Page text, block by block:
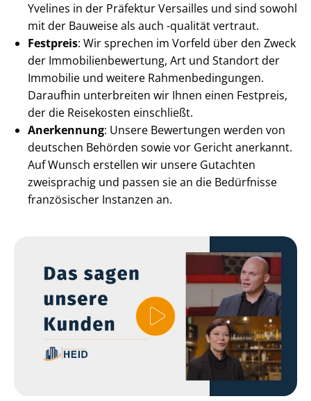
Yvelines in der Präfektur Versailles und sind sowohl
mit der Bauweise als auch -qualität vertraut.
Festpreis: Wir sprechen im Vorfeld über den Zweck
der Im­mo­bi­li­en­be­wer­tung, Art und Standort der
Immobilie und weitere Rah­men­be­din­gun­gen.
Daraufhin unterbreiten wir Ihnen einen Festpreis,
der die Reisekosten einschließt.
Anerkennung: Unsere Bewertungen werden von
deutschen Behörden sowie vor Gericht anerkannt.
Auf Wunsch erstellen wir unsere Gutachten
zweisprachig und passen sie an die Bedürfnisse
französischer Instanzen an.